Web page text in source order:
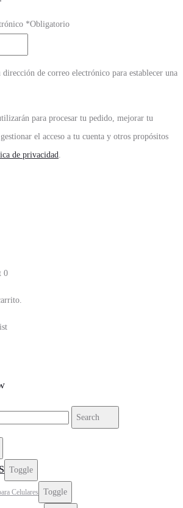
*Obligatorio
dirección de correo electrónico para establecer una
para procesar tu pedido, mejorar tu
el acceso a tu cuenta y otros propósitos
de privacidad.
0
Search
Toggle
Celulares Toggle